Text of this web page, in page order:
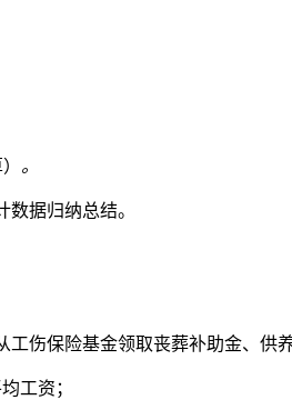
。
据归纳总结。
伤保险基金领取丧葬补助金、供
工资；